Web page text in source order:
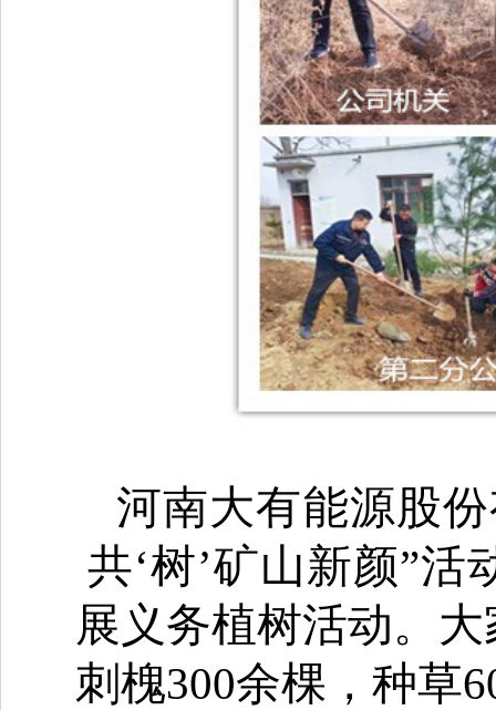
河南大有能源股
共‘树’矿山新颜”活
展义务植树活动。 大
刺槐300余棵 ， 种草